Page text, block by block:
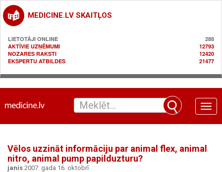
MEDICINE.LV SKAITĻOS
LIETOTĀJI ONLINE
288
AKTĪVIE UZŅĒMUMI
12793
NOZARES RAKSTI
12420
EKSPERTU ATBILDES
21477
Toggle
Vēlos uzzināt informāciju par animal flex, animal
nitro, animal pump papilduzturu?
janis 2007. gada 16. oktobrī